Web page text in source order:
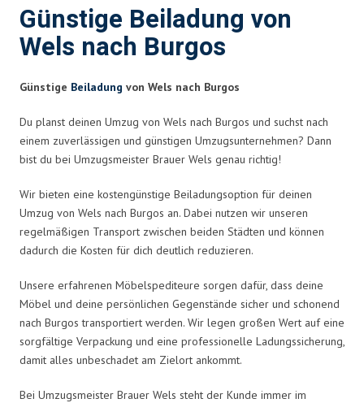
Günstige Beiladung von
Wels nach Burgos
Günstige Beiladung von Wels nach Burgos
Du planst deinen Umzug von Wels nach Burgos und suchst nach
einem zuverlässigen und günstigen Umzugsunternehmen? Dann
bist du bei Umzugsmeister Brauer Wels genau richtig!
Wir bieten eine kostengünstige Beiladungsoption für deinen
Umzug von Wels nach Burgos an. Dabei nutzen wir unseren
regelmäßigen Transport zwischen beiden Städten und können
dadurch die Kosten für dich deutlich reduzieren.
Unsere erfahrenen Möbelspediteure sorgen dafür, dass deine
Möbel und deine persönlichen Gegenstände sicher und schonend
nach Burgos transportiert werden. Wir legen großen Wert auf eine
sorgfältige Verpackung und eine professionelle Ladungssicherung,
damit alles unbeschadet am Zielort ankommt.
Bei Umzugsmeister Brauer Wels steht der Kunde immer im